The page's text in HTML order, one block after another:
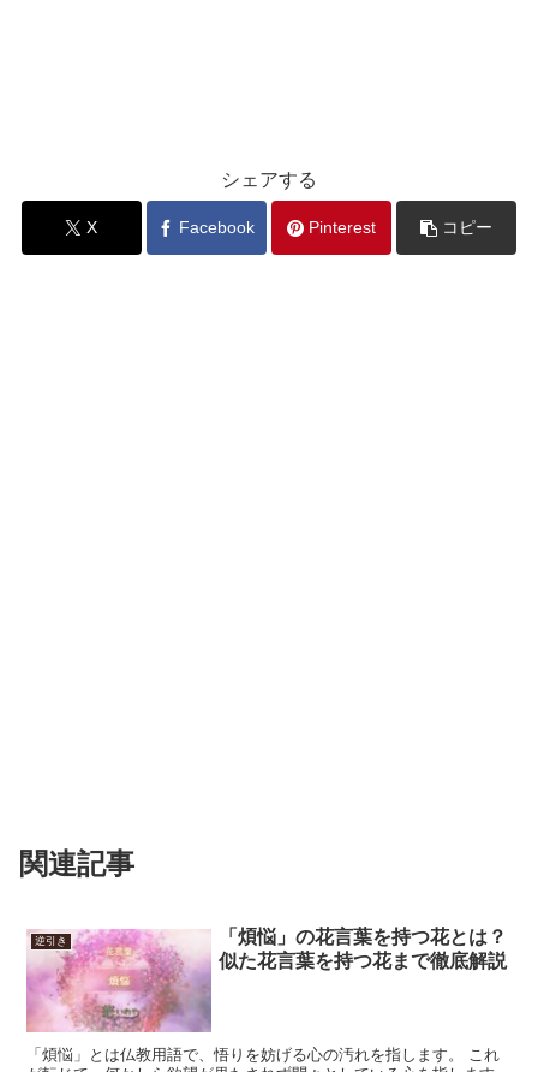
シェアする
X Facebook Pinterest コピー
関連記事
逆引き
「煩悩」の花言葉を持つ花とは？
似た花言葉を持つ花まで徹底解説
「煩悩」とは仏教用語で、悟りを妨げる心の汚れを指します。 これ